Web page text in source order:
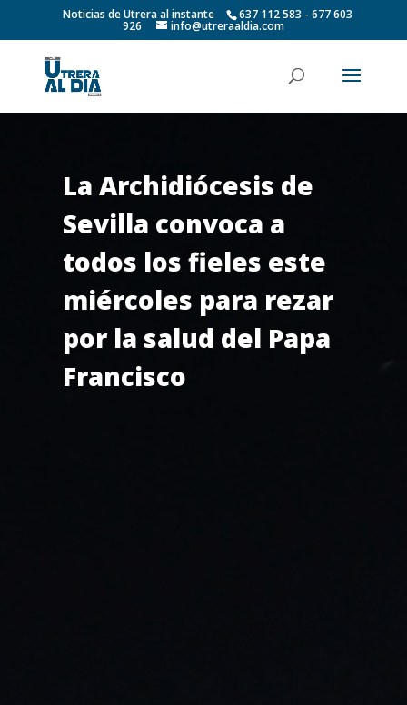
Noticias de Utrera al instante 637 112 583 - 677 603
926 info@utreraaldia.com
La Archidiócesis de
Sevilla convoca a
todos los fieles este
miércoles para rezar
por la salud del Papa
Francisco